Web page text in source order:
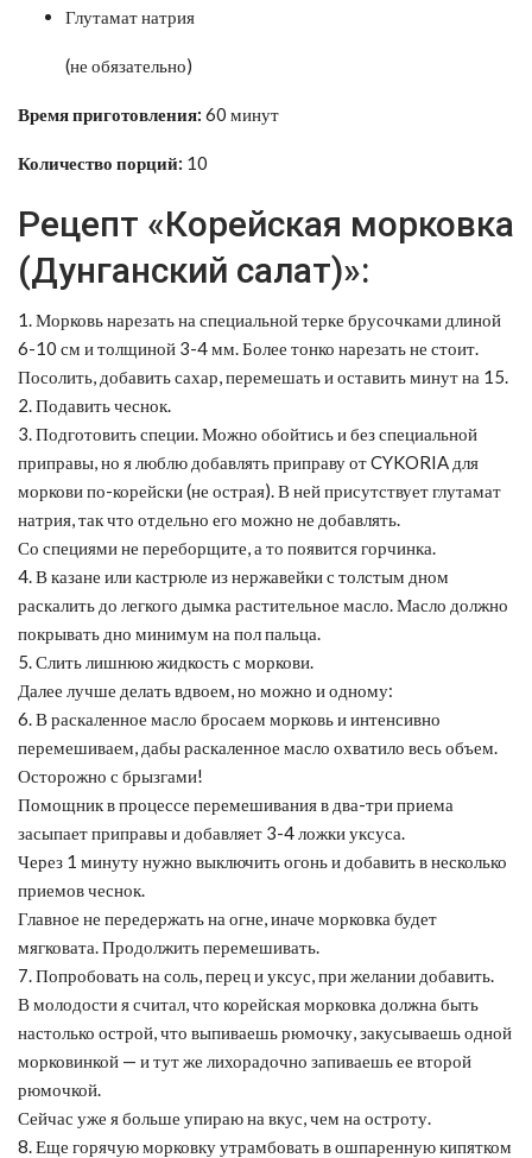
Глутамат натрия
(не обязательно)
Время приготовления: 60 минут
Количество порций: 10
Рецепт «Корейская морковка
(Дунганский салат)»:
1. Морковь нарезать на специальной терке брусочками длиной
6-10 см и толщиной 3-4 мм. Более тонко нарезать не стоит.
Посолить, добавить сахар, перемешать и оставить минут на 15.
2. Подавить чеснок.
3. Подготовить специи. Можно обойтись и без специальной
приправы, но я люблю добавлять приправу от CYKORIA для
моркови по-корейски (не острая). В ней присутствует глутамат
натрия, так что отдельно его можно не добавлять.
Со специями не переборщите, а то появится горчинка.
4. В казане или кастрюле из нержавейки с толстым дном
раскалить до легкого дымка растительное масло. Масло должно
покрывать дно минимум на пол пальца.
5. Слить лишнюю жидкость с моркови.
Далее лучше делать вдвоем, но можно и одному:
6. В раскаленное масло бросаем морковь и интенсивно
перемешиваем, дабы раскаленное масло охватило весь объем.
Осторожно с брызгами!
Помощник в процессе перемешивания в два-три приема
засыпает приправы и добавляет 3-4 ложки уксуса.
Через 1 минуту нужно выключить огонь и добавить в несколько
приемов чеснок.
Главное не передержать на огне, иначе морковка будет
мягковата. Продолжить перемешивать.
7. Попробовать на соль, перец и уксус, при желании добавить.
В молодости я считал, что корейская морковка должна быть
настолько острой, что выпиваешь рюмочку, закусываешь одной
морковинкой — и тут же лихорадочно запиваешь ее второй
рюмочкой.
Сейчас уже я больше упираю на вкус, чем на остроту.
8. Еще горячую морковку утрамбовать в ошпаренную кипятком